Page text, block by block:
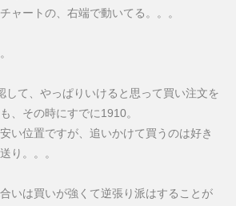
ャートの、右端で動いてる。。。
して、やっぱりいけると思って買い注文を
、その時にすでに1910。
い位置ですが、追いかけて買うのは好き
り。。。
いは買いが強くて逆張り派はすることが